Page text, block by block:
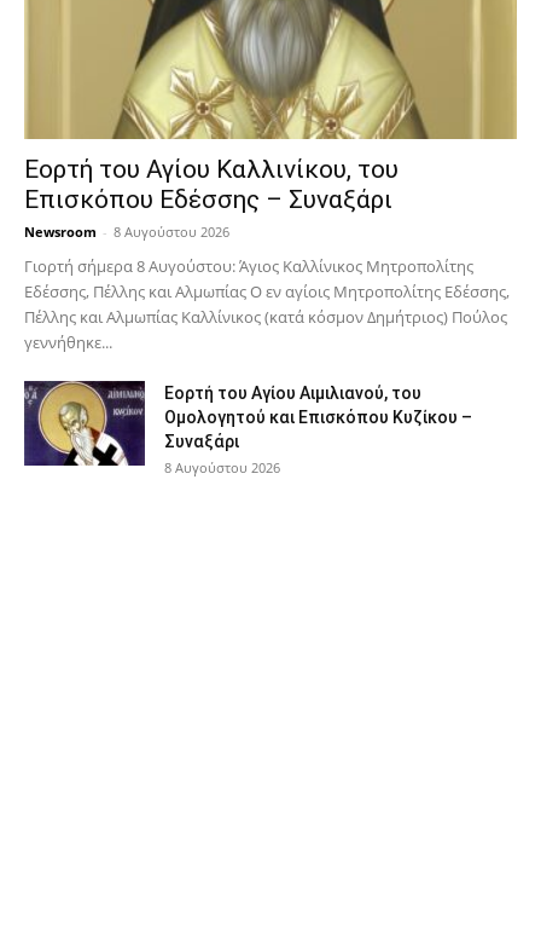
Εορτή του Αγίου Καλλινίκου, του
Επισκόπου Εδέσσης – Συναξάρι
Newsroom - 8 Αυγούστου 2026
Γιορτή σήμερα 8 Αυγούστου: Άγιος Καλλίνικος Μητροπολίτης
Εδέσσης, Πέλλης και Αλμωπίας Ο εν αγίοις Μητροπολίτης Εδέσσης,
Πέλλης και Αλμωπίας Καλλίνικος (κατά κόσμον Δημήτριος) Πούλος
γεννήθηκε...
Εορτή του Αγίου Αιμιλιανού, του
Ομολογητού και Επισκόπου Κυζίκου –
Συναξάρι
8 Αυγούστου 2026